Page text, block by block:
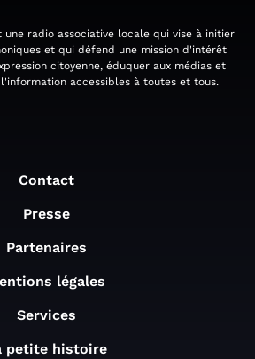
une radio associative locale qui vise à initier
et qui défend une mission d'intérêt
citoyenne, éduquer aux médias et
accessibles à toutes et tous.
Contact
Presse
Partenaires
légales
Services
petite histoire